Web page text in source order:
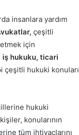
insanlara yardım
çeşitli
için
iş hukuku, ticari
çeşitli hukuki konuları
hukuki
konularının
tüm ihtiyaçlarını